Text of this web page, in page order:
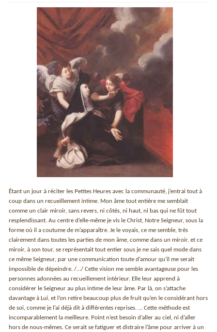
Étant un jour à réciter les Petites Heures avec la communauté, j’entrai tout à
coup dans un recueillement intime. Mon âme tout entière me semblait
comme un clair miroir, sans revers, ni côtés, ni haut, ni bas qui ne fût tout
resplendissant. Au centre d’elle-même je vis le Christ, Notre Seigneur, sous la
forme où il a coutume de m’apparaître. Je le voyais, ce me semble, très
clairement dans toutes les parties de mon âme, comme dans un miroir, et ce
miroir, à son tour, se représentait tout entier sous je ne sais quel mode dans
ce même Seigneur, par une communication toute d’amour qu’il me serait
impossible de dépeindre. /…/ Cette vision me semble avantageuse pour les
personnes adonnées au recueillement intérieur. Elle leur apprend à
considérer le Seigneur au plus intime de leur âme. Par là, on s’attache
davantage à Lui, et l’on retire beaucoup plus de fruit qu’en le considérant hors
de soi, comme je l’ai déjà dit à différentes reprises. … Cette méthode est
incomparablement la meilleure. Point n’est besoin d’aller au ciel, ni d’aller
hors de nous-mêmes. Ce serait se fatiguer et distraire l’âme pour arriver à un